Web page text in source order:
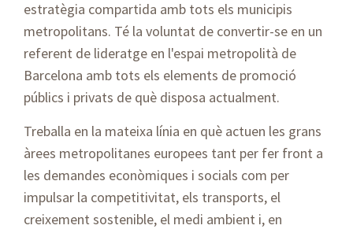
estratègia compartida amb tots els municipis
metropolitans. Té la voluntat de convertir-se en un
referent de lideratge en l'espai metropolità de
Barcelona amb tots els elements de promoció
públics i privats de què disposa actualment.
Treballa en la mateixa línia en què actuen les grans
àrees metropolitanes europees tant per fer front a
les demandes econòmiques i socials com per
impulsar la competitivitat, els transports, el
creixement sostenible, el medi ambient i, en